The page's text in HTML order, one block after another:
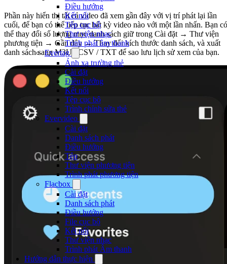
Điều hướng
Kết nối
Tệp cục bộ
Thư viện nhạc
Trình phát âm thanh
Evertag
Ánh xạ trường thẻ
Cài đặt
Điều hướng
Kết nối
Tệp cục bộ
Trình chỉnh sửa thẻ
Evervideo
Cài đặt
Danh sách phát
Điều hướng
Tệp
Thư viện phương tiện
Trình phát phương tiện
Flacbox
Cài đặt
Danh sách phát
Điều hướng
File cục bộ
Kết nối
Thư viện nhạc
Trình phát Âm thanh
Hướng dẫn thực hiện
Phần này hiển thị tất cả video đã xem gần đây với vị trí phát lại lần
cuối, để bạn có thể tiếp tục bất kỳ video nào với một lần nhấn. Bạn có
thể thay đổi số lượng mục danh sách giữ trong Cài đặt → Thư viện
phương tiện → Gần đây → Thay đổi kích thước danh sách, và xuất
danh sách sang M3U / CSV / TXT để sao lưu lịch sử xem của bạn.